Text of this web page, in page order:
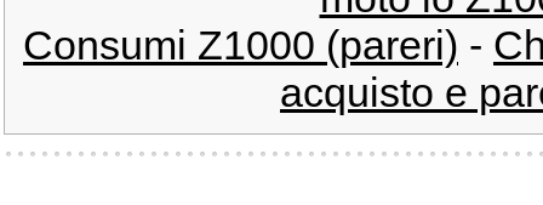
Consumi Z1000 (pareri) -
acquisto e